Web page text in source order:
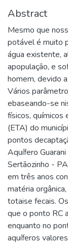
Abstract
Mesmo que
potável é muito
água existente,
apopulação, e
homem, devido
Vários
ebaseando-se
físicos,
(ETA) do
pontos
Aquífero
Sertãozinho -
em três anos
matéria
totaise fecais.
que o ponto RC
enquanto no
aquíferos